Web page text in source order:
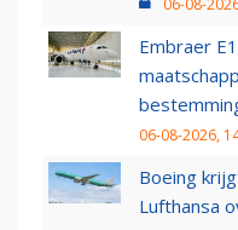
06-08-
Embraer
06-08-2026,
Boeing
Lufthansa